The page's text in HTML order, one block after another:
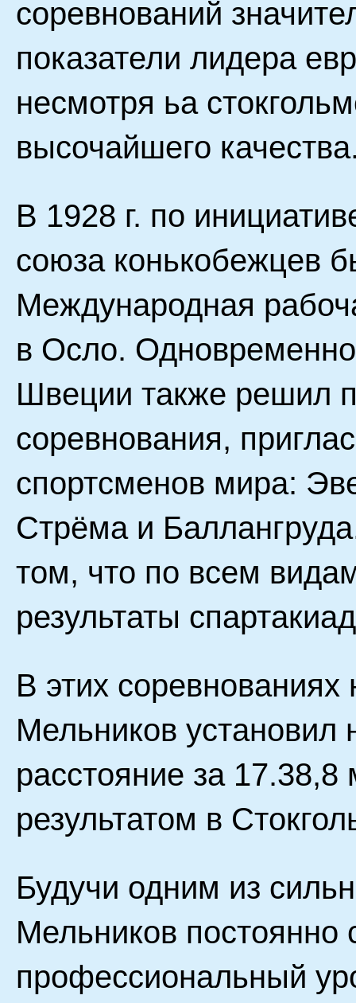
соревнований
показатели лидера
несмотря ьа
высочайшего
В 1928 г. по
союза конькобежцев
Международная
в Осло.
Швеции также решил
соревнования,
спортсменов мира:
Стрёма и
том, что по всем
результаты
В этих
Мельников установил
расстояние за
результатом в
Будучи одним из
Мельников постоянно
профессиональный